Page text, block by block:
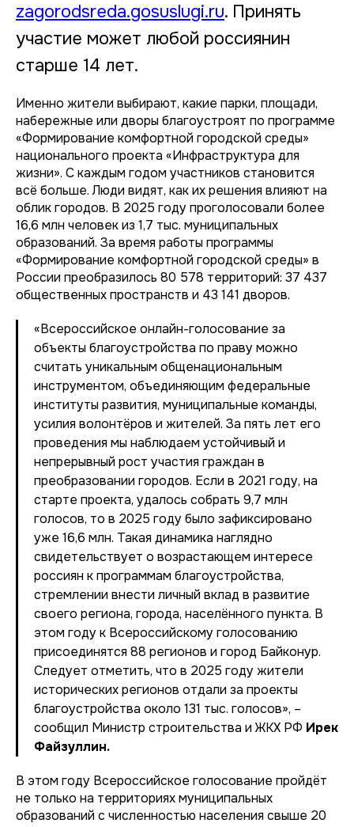
zagorodsreda.gosuslugi.ru. Принять
участие может любой россиянин
старше 14 лет.
Именно жители выбирают, какие парки, площади,
набережные или дворы благоустроят по программе
«Формирование комфортной городской среды»
национального проекта «Инфраструктура для
жизни». С каждым годом участников становится
всё больше. Люди видят, как их решения влияют на
облик городов. В 2025 году проголосовали более
16,6 млн человек из 1,7 тыс. муниципальных
образований. За время работы программы
«Формирование комфортной городской среды» в
России преобразилось 80 578 территорий: 37 437
общественных пространств и 43 141 дворов.
«Всероссийское онлайн-голосование за
объекты благоустройства по праву можно
считать уникальным общенациональным
инструментом, объединяющим федеральные
институты развития, муниципальные команды,
усилия волонтёров и жителей. За пять лет его
проведения мы наблюдаем устойчивый и
непрерывный рост участия граждан в
преобразовании городов. Если в 2021 году, на
старте проекта, удалось собрать 9,7 млн
голосов, то в 2025 году было зафиксировано
уже 16,6 млн. Такая динамика наглядно
свидетельствует о возрастающем интересе
россиян к программам благоустройства,
стремлении внести личный вклад в развитие
своего региона, города, населённого пункта. В
этом году к Всероссийскому голосованию
присоединятся 88 регионов и город Байконур.
Следует отметить, что в 2025 году жители
исторических регионов отдали за проекты
благоустройства около 131 тыс. голосов», –
сообщил Министр строительства и ЖКХ РФ Ирек
Файзуллин.
В этом году Всероссийское голосование пройдёт
не только на территориях муниципальных
образований с численностью населения свыше 20